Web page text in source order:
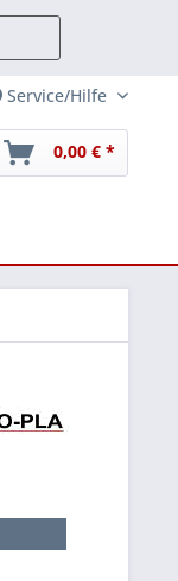
Service/Hilfe
0,00 € *